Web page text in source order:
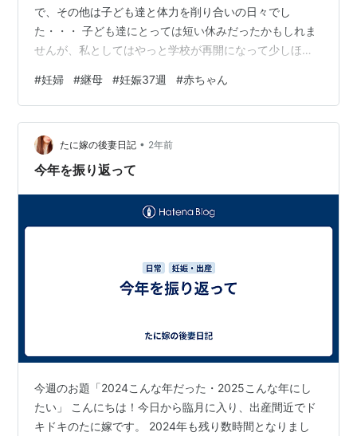
で、その他は子ども達と体力を削り合いの日々でし
た・・・ 子ども達にとっては短い休みだったかもしれま
せんが、私としてはやっと学校が再開になって少しほっ
みんなでラーメンを啜りました。 前回の妊婦健診で「体
重注意」のハンコを押されてしまったので、気をつけな
ければいけないのですが、小麦粉はやっぱり美味しいで
すね笑 お腹の子は2,500gを超えているようなので、でき
れば早めにお産ができると嬉しいのですが・・・今日か
#妊婦 #継母 #妊娠37週 #赤ちゃん
たに嫁の後妻日記 • 2年前
今年を振り返って
今週のお題「2024こんな年だった・2025こんな年にし
たい」 こんにちは！今日から臨月に入り、出産間近でド
キドキのたに嫁です。 2024年も残り数時間となりまし